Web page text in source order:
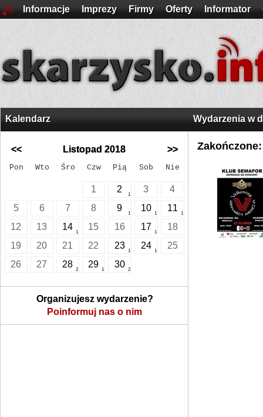
Informacje Imprezy Firmy Oferty Informator
Kalendarz
<< Listopad 2018 >>
Pon Wto Śro Czw Pią Sob Nie
1 2
1
3
4
5
6 7 8 9
1
10
1
11
1
12 13 14
1
15 16 17
1
18
19
20 21 22 23
1
24
1
25
26
27 28
2
29
1
30
2
Organizujesz wydarzenie?
Poinformuj nas o nim
Wydarzenia w
Zakończone: